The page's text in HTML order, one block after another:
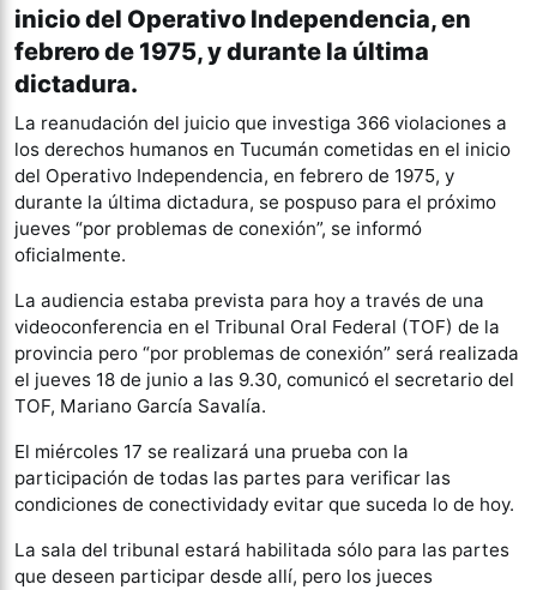
inicio del Operativo Independencia, en
febrero de 1975, y durante la última
dictadura.
La reanudación del juicio que investiga 366 violaciones a
los derechos humanos en Tucumán cometidas en el inicio
del Operativo Independencia, en febrero de 1975, y
durante la última dictadura, se pospuso para el próximo
jueves “por problemas de conexión”, se informó
oficialmente.
La audiencia estaba prevista para hoy a través de una
videoconferencia en el Tribunal Oral Federal (TOF) de la
provincia pero “por problemas de conexión” será realizada
el jueves 18 de junio a las 9.30, comunicó el secretario del
TOF, Mariano García Savalía.
El miércoles 17 se realizará una prueba con la
participación de todas las partes para verificar las
condiciones de conectividady evitar que suceda lo de hoy.
La sala del tribunal estará habilitada sólo para las partes
que deseen participar desde allí, pero los jueces